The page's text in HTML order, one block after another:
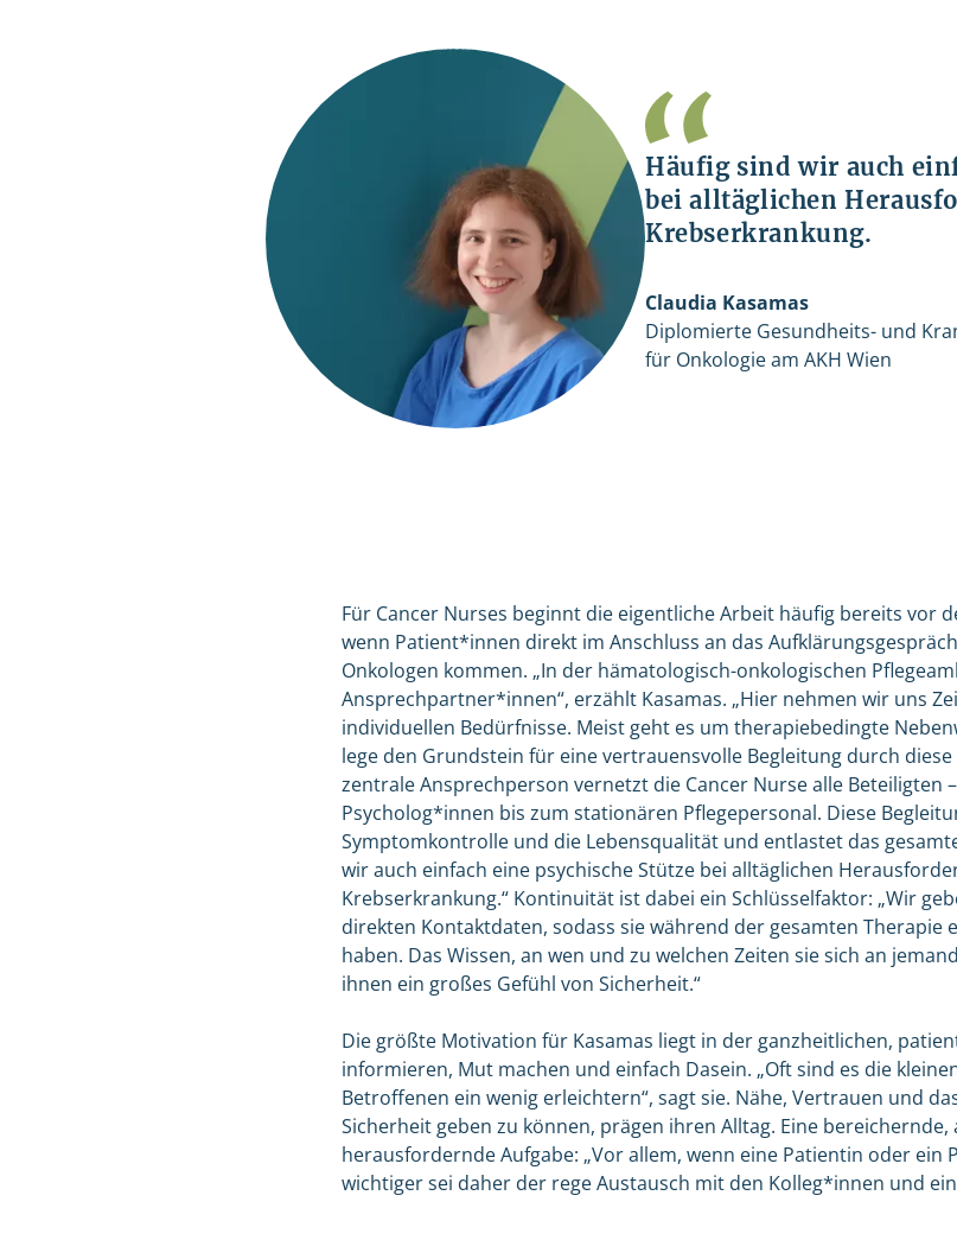
Häufig sind wir auch
bei alltäglichen
Krebserkrankung.
Claudia Kasamas
Diplomierte Gesundheits- und
für Onkologie am AKH Wien
Für Cancer Nurses beginnt die eigentliche Arbeit häufig bereits vor
wenn Patient*innen direkt im Anschluss an das
Onkologen kommen. „In der hämatologisch-onkologischen
Ansprechpartner*innen“, erzählt Kasamas. „Hier nehmen wir uns
individuellen Bedürfnisse. Meist geht es um therapiebedingte
lege den Grundstein für eine vertrauensvolle Begleitung durch diese
zentrale Ansprechperson vernetzt die Cancer Nurse alle Beteiligten
Psycholog*innen bis zum stationären Pflegepersonal. Diese
Symptomkontrolle und die Lebensqualität und entlastet das
wir auch einfach eine psychische Stütze bei alltäglichen
Krebserkrankung.“ Kontinuität ist dabei ein Schlüsselfaktor: „Wir
direkten Kontaktdaten, sodass sie während der gesamten Therapie
haben. Das Wissen, an wen und zu welchen Zeiten sie sich an
ihnen ein großes Gefühl von Sicherheit.“
Die größte Motivation für Kasamas liegt in der ganzheitlichen,
informieren, Mut machen und einfach Dasein. „Oft sind es die
Betroffenen ein wenig erleichtern“, sagt sie. Nähe, Vertrauen und
Sicherheit geben zu können, prägen ihren Alltag. Eine
herausfordernde Aufgabe: „Vor allem, wenn eine Patientin oder ein
wichtiger sei daher der rege Austausch mit den Kolleg*innen und